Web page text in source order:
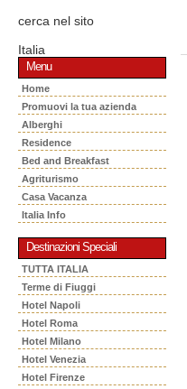
cerca nel sito
Italia
Menu
Home
Promuovi la tua azienda
Alberghi
Residence
Bed and Breakfast
Agriturismo
Casa Vacanza
Italia Info
Destinazioni Speciali
TUTTA ITALIA
Terme di Fiuggi
Hotel Napoli
Hotel Roma
Hotel Milano
Hotel Venezia
Hotel Firenze